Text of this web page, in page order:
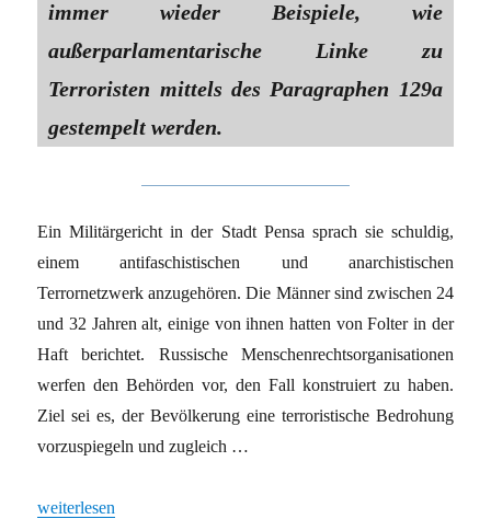
immer wieder Beispiele, wie
außerparlamentarische Linke zu
Terroristen mittels des Paragraphen 129a
gestempelt werden.
Ein Militärgericht in der Stadt Pensa sprach sie schuldig,
einem antifaschistischen und anarchistischen
Terrornetzwerk anzugehören. Die Männer sind zwischen 24
und 32 Jahren alt, einige von ihnen hatten von Folter in der
Haft berichtet. Russische Menschenrechtsorganisationen
werfen den Behörden vor, den Fall konstruiert zu haben.
Ziel sei es, der Bevölkerung eine terroristische Bedrohung
vorzuspiegeln und zugleich …
„Hohe Haftstrafe gegen Antifaschisten in Russland“
weiterlesen